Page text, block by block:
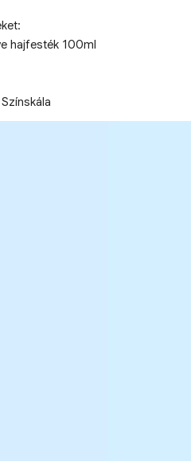
hajfesték 100ml